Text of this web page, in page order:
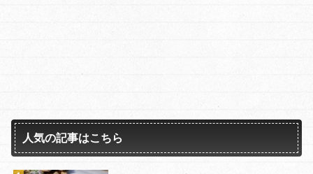
人気の記事はこちら